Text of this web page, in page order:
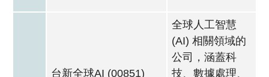
台新全球AI (00851)
全球人工智慧
(AI) 相關領域的
公司，涵蓋科
技、數據處理、